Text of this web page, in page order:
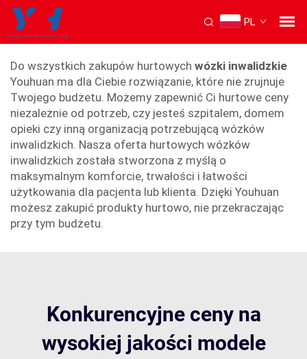
PL
ceny wózków inwalidzkich
Do wszystkich zakupów hurtowych wózki inwalidzkie
Youhuan ma dla Ciebie rozwiązanie, które nie zrujnuje
Twojego budżetu. Możemy zapewnić Ci hurtowe ceny
niezależnie od potrzeb, czy jesteś szpitalem, domem
opieki czy inną organizacją potrzebującą wózków
inwalidzkich. Nasza oferta hurtowych wózków
inwalidzkich została stworzona z myślą o
maksymalnym komforcie, trwałości i łatwości
użytkowania dla pacjenta lub klienta. Dzięki Youhuan
możesz zakupić produkty hurtowo, nie przekraczając
przy tym budżetu.
Konkurencyjne ceny na
wysokiej jakości modele